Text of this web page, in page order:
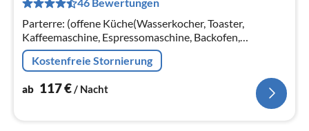
Parterre: (offene Küche(Wasserkocher, Toaster,
Kaffeemaschine, Espressomaschine, Backofen,
Spülmaschine, Kühl-/Gefrierkombination),
Wohn/Esszimmer(TV, Esstisch(8 Personen)
Kostenfreie Stornierung
ab 117€ / Nacht